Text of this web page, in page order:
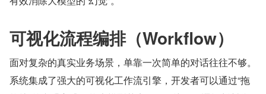
可视化流程编排（Workflow）
面对复杂的真实业务场景，单靠一次简单的对话往往不够。
系统集成了强大的可视化工作流引擎，开发者可以通过“拖